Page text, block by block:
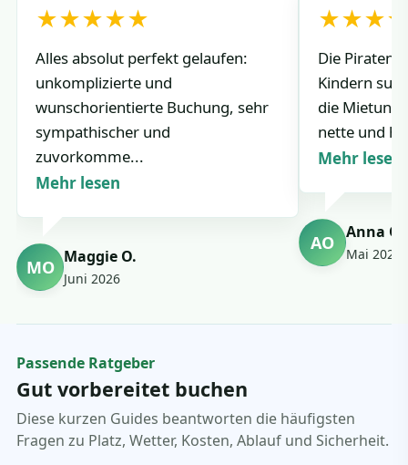
★★★★★
Alles absolut perfekt gelaufen:
unkomplizierte und
wunschorientierte Buchung, sehr
sympathischer und
zuvorkomme...
Mehr lesen
MO Maggie O.
Juni 2026
Die
Kindern
die Mietung
nette und
Mehr lesen
AO Anna
Mai 2026
Passende Ratgeber
Gut vorbereitet buchen
Diese kurzen Guides beantworten die häufigsten
Fragen zu Platz, Wetter, Kosten, Ablauf und Sicherheit.